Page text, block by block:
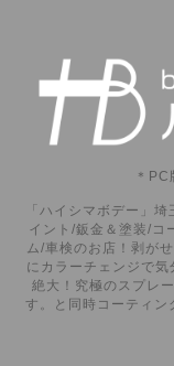
＊
「ハイシマボデー」
イント/鈑金＆塗装/コ
ム/車検のお店！剥が
にカラーチェンジで
絶大！究極のスプレ
す。と同時コーティン